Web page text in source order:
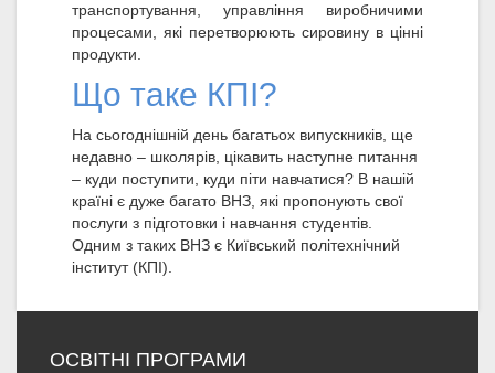
транспортування, управління виробничими
процесами, які перетворюють сировину в цінні
продукти.
Що таке КПІ?
На сьогоднішній день багатьох випускників, ще
недавно – школярів, цікавить наступне питання
– куди поступити, куди піти навчатися? В нашій
країні є дуже багато ВНЗ, які пропонують свої
послуги з підготовки і навчання студентів.
Одним з таких ВНЗ є Київський політехнічний
інститут (КПІ).
ОСВІТНІ ПРОГРАМИ